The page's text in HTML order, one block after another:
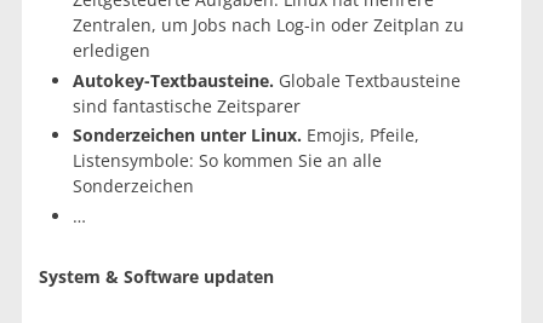
Zentralen, um Jobs nach Log-in oder Zeitplan zu
erledigen
Autokey-Textbausteine. Globale Textbausteine
sind fantastische Zeitsparer
Sonderzeichen unter Linux. Emojis, Pfeile,
Listensymbole: So kommen Sie an alle
Sonderzeichen
…
System & Software updaten